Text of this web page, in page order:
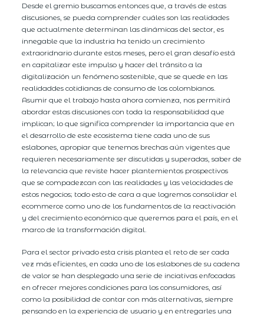
Desde el gremio buscamos entonces que, a través de estas
discusiones, se pueda comprender cuáles son las realidades
que actualmente determinan las dinámicas del sector, es
innegable que la industria ha tenido un crecimiento
extraoridnario durante estos meses, pero el gran desafío está
en capitalizar este impulso y hacer del tránsito a la
digitalización un fenómeno sostenible, que se quede en las
realidaddes cotidianas de consumo de los colombianos.
Asumir que el trabajo hasta ahora comienza, nos permitirá
abordar estas discusiones con toda la responsabilidad que
implican; lo que significa comprender la importancia que en
el desarrollo de este ecosistema tiene cada uno de sus
eslabones, apropiar que tenemos brechas aún vigentes que
requieren necesariamente ser discutidas y superadas, saber de
la relevancia que reviste hacer plantemientos prospectivos
que se compadezcan con las realidades y las velocidades de
estos negocios; todo esto de cara a que logremos consolidar el
ecommerce como uno de los fundamentos de la reactivación
y del crecimiento económico que queremos para el país, en el
marco de la transformación digital.
Para el sector privado esta crisis plantea el reto de ser cada
vez más eficientes, en cada uno de los eslabones de su cadena
de valor se han desplegado una serie de inciativas enfocadas
en ofrecer mejores condiciones para los consumidores, así
como la posibilidad de contar con más alternativas, siempre
pensando en la experiencia de usuario y en entregarles una